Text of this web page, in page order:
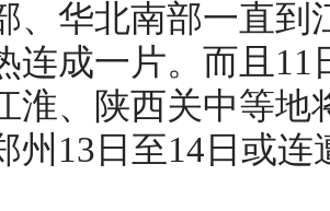
、华北南部一直到
连成一片。而且11
淮、陕西关中等地
州13日至14日或